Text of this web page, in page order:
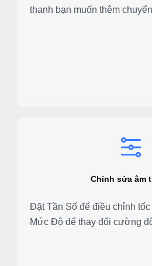
thanh bạn muốn thêm
Chỉnh sửa âm
Đặt Tần Số để điều chỉnh
Mức Độ để thay đổi cường